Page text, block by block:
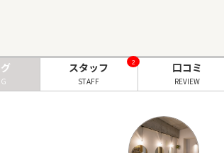
スタッフ
STAFF
2 口コミ
REVIEW